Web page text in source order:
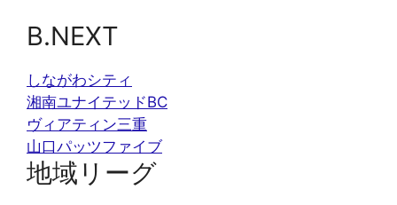
B.NEXT
しながわシティ
湘南ユナイテッドBC
ヴィアティン三重
山口パッツファイブ
地域リーグ